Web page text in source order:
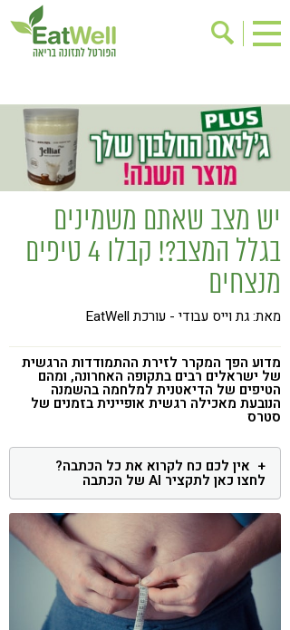
בישול בריא
אינדקס עסקים
ריפוי ומניעת מחלות
בריאות האישה
תוספי תזונה
מתכוני בריאות
אירועים
שינוי תזונתי
גישות בתזונה
דיאטה
ניקוי רעלים
ילדים
תזונה וספורט
הפרעות קשב & ריכוז
אכילה רגשית
רגישות לגלוטן
טעים להכיר
קורונה
יש מצב שאתם משמינים
בגלל המצב?! קבלו 4 טיפים
מנצחים
מאת: גת וייס עבודי - עורכת EatWell
מדוע הפך המקרר לזירת ההתמודדות הרגשית
של ישראלים רבים בתקופה האחרונה, ומהם
הטיפים של הדיאטנית למלחמה בהשמנה
הנובעת מאכילה רגשית אופיינית בזמנים של
סטרס
אין לכם כח לקרוא את כל הכתבה?
לחצו כאן לתקציר AI של הכתבה